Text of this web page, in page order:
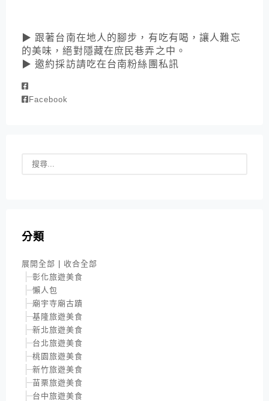
▶ 跟著台南在地人的腳步，有吃有喝，讓人難忘
的美味，絕對隱藏在庶民巷弄之中。
▶ 邀約採訪請吃在台南粉絲團私訊
Facebook
分類
展開全部 | 收合全部
彰化旅遊美食
懶人包
廟宇寺廟古蹟
基隆旅遊美食
新北旅遊美食
台北旅遊美食
桃園旅遊美食
新竹旅遊美食
苗栗旅遊美食
台中旅遊美食